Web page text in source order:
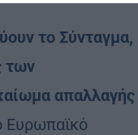
το Σύνταγμα,
των
απαλλαγής
Ευρωπαϊκό